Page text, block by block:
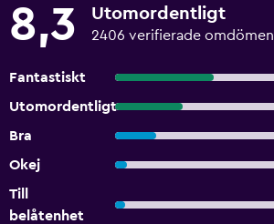
8,3 Utomordentligt
2406 verifierade omdömen
Fantastiskt
Utomordentligt
Bra
Okej
Till
belåtenhet